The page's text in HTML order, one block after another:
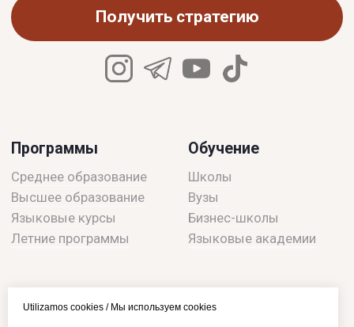
Utilizamos cookies / Мы используем cookies